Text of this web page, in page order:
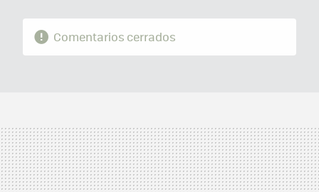
Comentarios cerrados